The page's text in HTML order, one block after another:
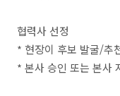
협력사 선정
* 현장이 후보 발굴/추
* 본사 승인 또는 본사